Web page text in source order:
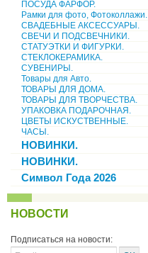
ПОСУДА ФАРФОР.
Рамки для фото, Фотоколлажи.
СВАДЕБНЫЕ АКСЕССУАРЫ.
СВЕЧИ И ПОДСВЕЧНИКИ.
СТАТУЭТКИ И ФИГУРКИ.
СТЕКЛОКЕРАМИКА.
СУВЕНИРЫ.
Товары для Авто.
ТОВАРЫ ДЛЯ ДОМА.
ТОВАРЫ ДЛЯ ТВОРЧЕСТВА.
УПАКОВКА ПОДАРОЧНАЯ.
ЦВЕТЫ ИСКУСТВЕННЫЕ.
ЧАСЫ.
НОВИНКИ.
НОВИНКИ.
Символ Года 2026
НОВОСТИ
Подписаться на новости: